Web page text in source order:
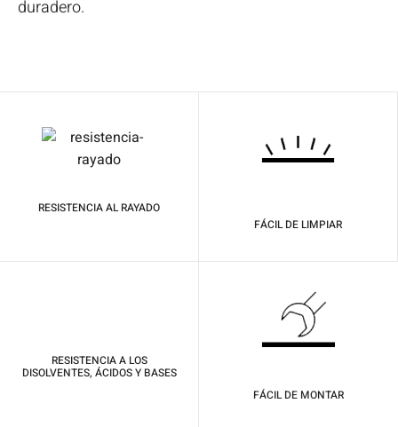
duradero.
RESISTENCIA AL RAYADO
FÁCIL DE LIMPIAR
RESISTENCIA A LOS
DISOLVENTES, ÁCIDOS Y BASES
FÁCIL DE MONTAR